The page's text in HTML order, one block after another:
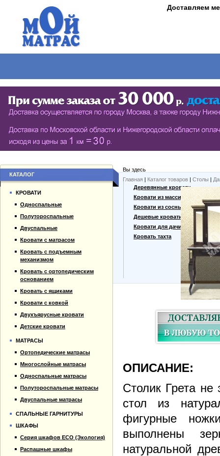
Доставляем
СЕРИЯ ШКАФОВ ECO (ЭКОЛОГИЯ)
РАСПАШНЫЕ ШКАФЫ
БИБЛИОТЕКИ, СТЕНКИ, ВИТРАЖИ
БУФЕТЫ
Вы здесь
Главная | Каталог товаров | Столы |
ОПИСАНИЕ:
Столик Грета
стол из
фигурные
выполнены
натуральной
КАТАЛОГ
КРОВАТИ
Односпальные
Полутороспальные
Двуспальные
Кровати с матрасом
Кровать с подъемным
механизмом
Кровать с ортопедическим
основанием
Кровать с ящиками
Кровати с ковкой
Двухъярусные кровати
Детские кровати
МАТРАСЫ
Ортопедические матрасы
Многослойные матрасы
Односпальные матрасы
Полутороспальные матрасы
Двуспальные матрасы
СПАЛЬНЫЕ ГАРНИТУРЫ
ШКАФЫ
Серия шкафов ECO (Экология)
Распашные шкафы
Гарантии
Оплата и доставка
Прайс-лист
Контакты
Деревянные кровати
Кровати из массива
Кровати из сосны
Дешевые кровати
Кровати для дачи
Кровать тахта